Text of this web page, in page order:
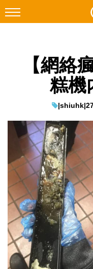
Facebook
遊戲動漫
教學評測
EduTech
IT Times
生成式AI與雲端應用
Enterprise Digital
特集
【網絡
糕機
|shiuhk|